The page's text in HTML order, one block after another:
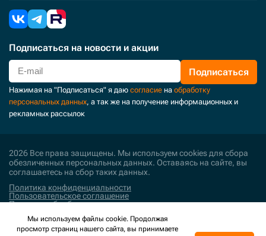
Подписаться на новости и акции
Подписаться
Нажимая на "Подписаться" я даю согласие на обработку
персональных данных, а так же на получение информационных и
рекламных рассылок
2026 Все права защищены. Мы используем cookies для сбора
обезличенных персональных данных. Оставаясь на сайте, вы
соглашаетесь на сбор таких данных.
Политика конфиденциальности
Пользовательское соглашение
Политика обработки персональных данных
Поддержка и развитие
Мы используем файлы cookie. Продолжая
просмотр страниц нашего сайта, вы принимаете